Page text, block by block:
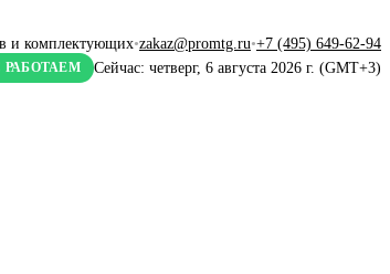
и комплектующих•zakaz@promtg.ru•+7 (495) 649-62-94
РАБОТАЕМ Сейчас: четверг, 6 августа 2026 г. (GMT+3)